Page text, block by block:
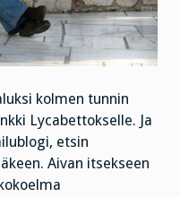
kolmen tunnin
Lycabettokselle. Ja
etsin
Aivan itsekseen